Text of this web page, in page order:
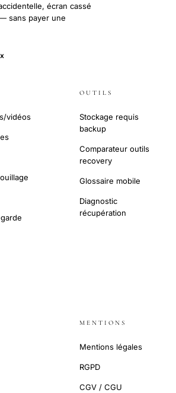
écran cassé
sans payer une
vidéos
OUTILS
Stockage requis
backup
Comparateur outils
recovery
Glossaire mobile
Diagnostic
récupération
MENTIONS
Mentions légales
RGPD
CGV / CGU